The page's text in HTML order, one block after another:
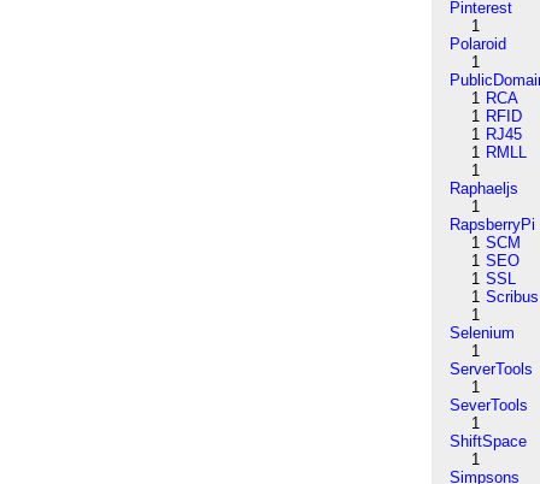
Pinterest
1
Polaroid
1
1 RCA
1 RFID
1 RJ45
1 RMLL
1
Raphaeljs
1
RapsberryPi
1 SCM
1 SEO
1 SSL
1 Scribus
1
Selenium
1
ServerTools
1
SeverTools
1
ShiftSpace
1
Simpsons